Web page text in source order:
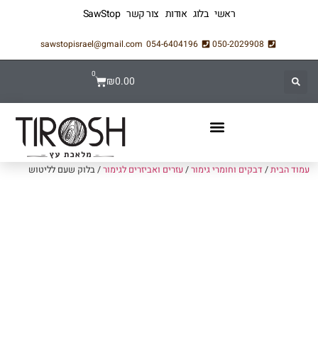
ראשי בלוג אודות צור קשר SawStop
050-2029908
054-6404196
sawstopisrael@gmail.com
₪0.00
0
עמוד הבית/דבקים וחומרי גימור/עזרים ואביזרים לגימור/ בלוק שעם לליטוש